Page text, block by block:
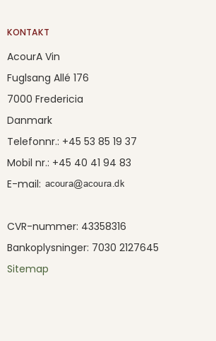
KONTAKT
AcourA Vin
Fuglsang Allé 176
7000 Fredericia
Danmark
Telefonnr.: +45 53 85 19 37
Mobil nr.: +45 40 41 94 83
E-mail:
CVR-nummer: 43358316
Bankoplysninger: 7030 2127645
Sitemap